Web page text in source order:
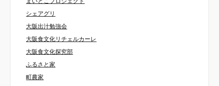
シェアグリ
大阪出汁勉強会
大阪食文化リチェルカーレ
大阪食文化探究部
ふるさと家
町農家